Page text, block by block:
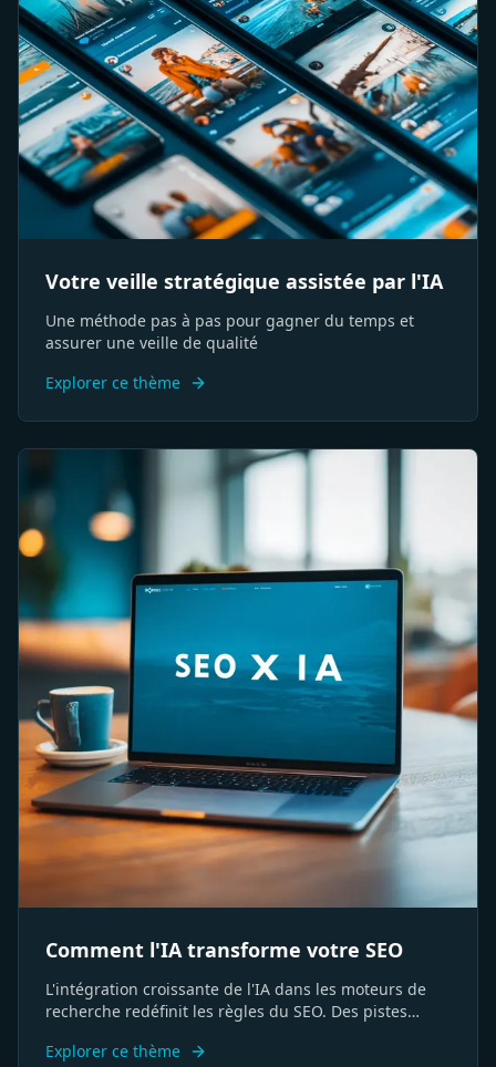
Votre veille stratégique assistée par l'IA
Une méthode pas à pas pour gagner du temps et
assurer une veille de qualité
Explorer ce thème
Comment l'IA transforme votre SEO
L'intégration croissante de l'IA dans les moteurs de
recherche redéfinit les règles du SEO. Des pistes
méthodes d'analyse
Explorer ce thème